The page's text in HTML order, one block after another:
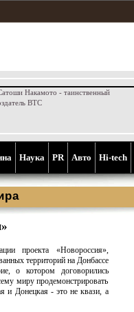
Накамото - таинственный
BTC
Наука PR Aвто Hi-tech
проекта «Новороссия»,
территорий на Донбассе
о котором договорились
миру продемонстрировать
и Донецкая - это не квази, а